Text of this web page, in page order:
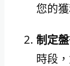
您的
制定
時段